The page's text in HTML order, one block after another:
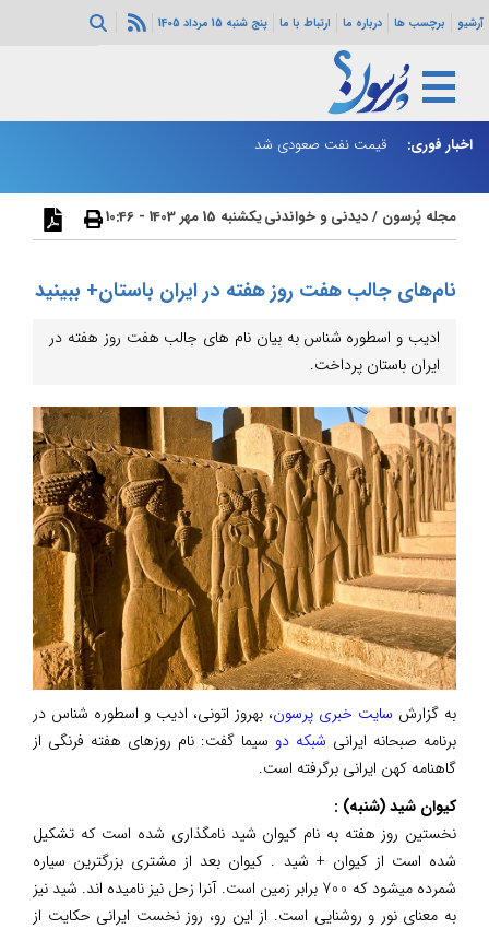
آرشیو برچسب ها درباره ما ارتباط با ما پنج شنبه 15 مرداد 1405
اخبار فوری: قیمت نفت صعودی شد
مجله پُرسون /دیدنی و خواندنییکشنبه 15 مهر 1403 - 10:46
نام‌های جالب هفت روز هفته در ایران باستان+ ببینید
ادیب و اسطوره شناس به بیان نام های جالب هفت روز هفته در
ایران باستان پرداخت.
به گزارش سایت خبری پرسون، بهروز اتونی، ادیب و اسطوره شناس در
برنامه صبحانه ایرانی شبکه دو سیما گفت: نام روزهای هفته فرنگی از
گاهنامه کهن ایرانی برگرفته است.
کیوان شید (شنبه) :
نخستین روز هفته به نام کیوان شید نامگذاری شده است که تشکیل
شده است از کیوان + شید . کیوان بعد از مشتری بزرگترین سیاره
شمرده میشود که 700 برابر زمین است. آنرا زحل نیز نامیده اند. شید نیز
به معنای نور و روشنایی است. از این رو، روز نخست ایرانی حکایت از